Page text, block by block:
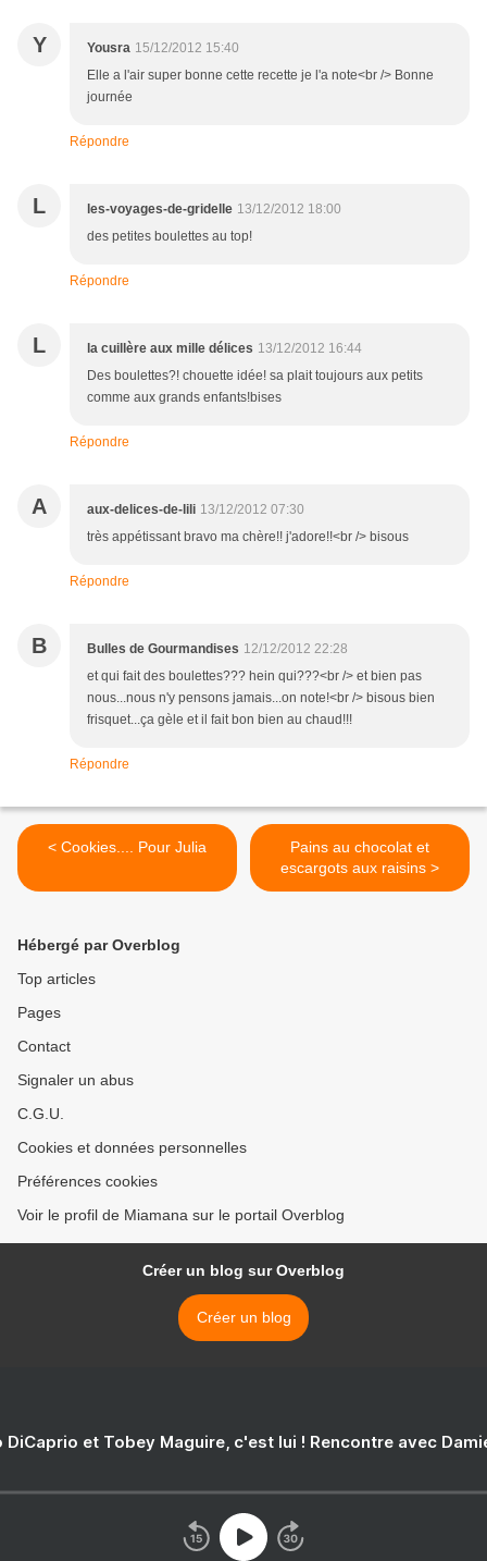
Y Yousra 15/12/2012 15:40
Elle a l'air super bonne cette recette je l'a note<br /> Bonne
journée
Répondre
L les-voyages-de-gridelle 13/12/2012 18:00
des petites boulettes au top!
Répondre
L la cuillère aux mille délices 13/12/2012 16:44
Des boulettes?! chouette idée! sa plait toujours aux petits
comme aux grands enfants!bises
Répondre
A aux-delices-de-lili 13/12/2012 07:30
très appétissant bravo ma chère!! j'adore!!<br /> bisous
Répondre
B Bulles de Gourmandises 12/12/2012 22:28
et qui fait des boulettes??? hein qui???<br /> et bien pas
nous...nous n'y pensons jamais...on note!<br /> bisous bien
frisquet...ça gèle et il fait bon bien au chaud!!!
Répondre
< Cookies.... Pour Julia
Pains au chocolat et
escargots aux raisins >
Hébergé par Overblog
Top articles
Pages
Contact
Signaler un abus
C.G.U.
Cookies et données personnelles
Préférences cookies
Voir le profil de Miamana sur le portail Overblog
Créer un blog sur Overblog
Créer un blog
DiCaprio et Tobey Maguire, c'est lui ! Rencontre avec